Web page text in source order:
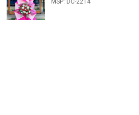
MSP: DC-2214